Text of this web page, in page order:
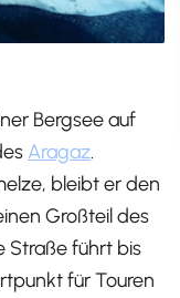
Bergsee auf
Aragaz.
bleibt er den
Großteil des
Straße führt bis
für Touren